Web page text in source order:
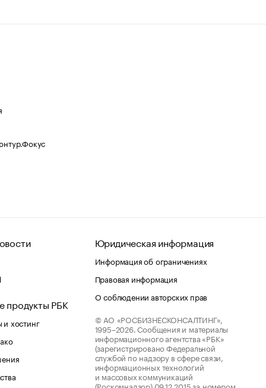
продукты РБК
хостинг
Юридическая информация
Информация об ограничениях
Правовая информация
О соблюдении авторских прав
© АО «РОСБИЗНЕСКОНСАЛТИНГ»,
1995–2026. Сообщения и материалы
информационного агентства «РБК»
(зарегистрировано Федеральной
службой по надзору в сфере связи,
информационных технологий
и массовых коммуникаций
(Роскомнадзор) 09.12.2015 за номером